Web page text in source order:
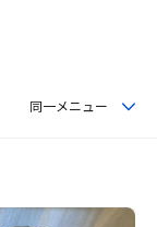
同一メニュー